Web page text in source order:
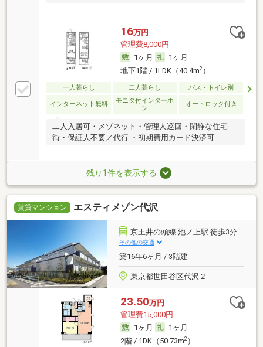
16万円
管理費8,000円
1ヶ月
1ヶ月
地下1階 / 1LDK（40.4m2）
一人暮らし 二人暮らし バス・トイレ別
インターネット無料
モニタ付インターホ
ン
オートロック付き
二人入居可・メゾネット・管理人巡回・閑静な住宅
街・保証人不要／代行 ・初期費用カード決済可
残り1件を表示する
賃貸マンション エスティメゾン代沢
京王井の頭線 池ノ上駅 徒歩3分
その他の交通
築16年6ヶ月 / 3階建
東京都世田谷区代沢２
23.50万円
管理費15,000円
1ヶ月
1ヶ月
2階 / 1DK（50.73m2）